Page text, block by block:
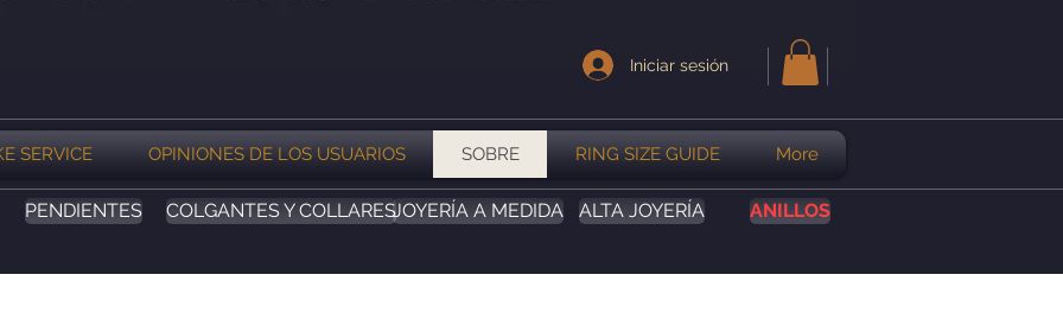
Iniciar sesión
SERVICE OPINIONES DE LOS USUARIOS SOBRE RING SIZE GUIDE More
PENDIENTES COLGANTES Y COLLARESJOYERÍA A MEDIDA ALTA JOYERÍA ANILLOS